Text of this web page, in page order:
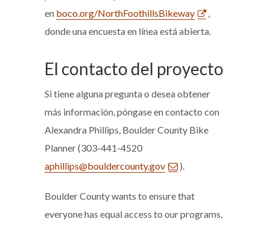
en boco.org/NorthFoothillsBikeway
,
donde una encuesta en línea está abierta.
El contacto del proyecto
Si tiene alguna pregunta o desea obtener
más información, póngase en contacto con
Alexandra Phillips, Boulder County Bike
Planner (303-441-4520
aphillips@bouldercounty.gov
).
Boulder County wants to ensure that
everyone has equal access to our programs,